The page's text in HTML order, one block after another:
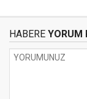
HABERE YORUM